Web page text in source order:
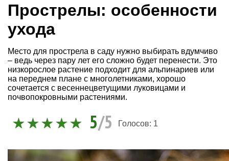
Прострелы: особенности
ухода
Место для прострела в саду нужно выбирать вдумчиво
– ведь через пару лет его сложно будет перенести. Это
низкорослое растение подходит для альпинариев или
на переднем плане с многолетниками, хорошо
сочетается с весеннецветущими луковицами и
почвопокровными растениями.
5/5 Голосов: 1